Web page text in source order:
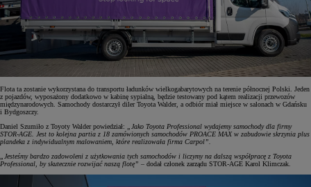
Flota ta zostanie wykorzystana do transportu ładunków wielkogabarytowych na terenie północnej Polski. Jeden
z pojazdów, wyposażony dodatkowo w kabinę sypialną, będzie testowany pod kątem realizacji przewozów
międzynarodowych. Samochody dostarczył diler Toyota Walder, a odbiór miał miejsce w salonach w Gdańsku
i Bydgoszczy.
Daniel Szumiło z Toyoty Walder powiedział:
„Jako Toyota Professional wydajemy samochody dla firmy
STOR-AGE. Jest to kolejna partia z 18 zamówionych samochodów PROACE MAX w zabudowie skrzynia plus
plandeka z indywidualnym malowaniem, które realizowała firma Carpol”.
„Jesteśmy bardzo zadowoleni z użytkowania tych samochodów i liczymy na dalszą współpracę z Toyota
Professional, by skutecznie rozwijać naszą flotę” – dodał członek zarządu STOR-AGE Karol Klimczak.